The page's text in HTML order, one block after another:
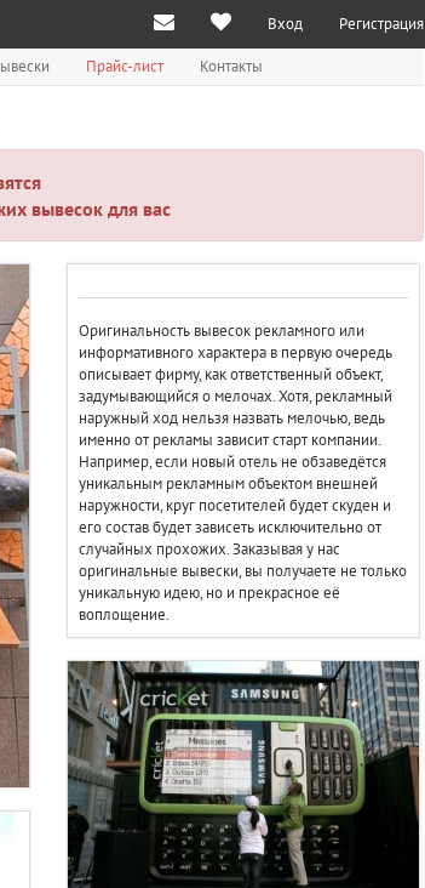
Вход Регистрация
Прайс-лист Контакты
вывесок для вас
Оригинальность вывесок рекламного или
информативного характера в первую очередь
описывает фирму, как ответственный объект,
задумывающийся о мелочах. Хотя, рекламный
наружный ход нельзя назвать мелочью, ведь
именно от рекламы зависит старт компании.
Например, если новый отель не обзаведётся
уникальным рекламным объектом внешней
наружности, круг посетителей будет скуден и
его состав будет зависеть исключительно от
случайных прохожих. Заказывая у нас
оригинальные вывески, вы получаете не только
уникальную идею, но и прекрасное её
воплощение.